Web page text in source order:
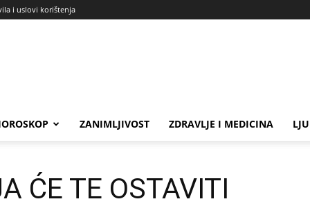
i uslovi korištenja
ZANIMLJIVOST ZDRAVLJE I MEDICINA
ĆE TE OSTAVITI